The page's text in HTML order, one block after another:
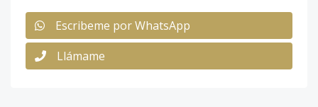
Escribeme por WhatsApp
Llámame